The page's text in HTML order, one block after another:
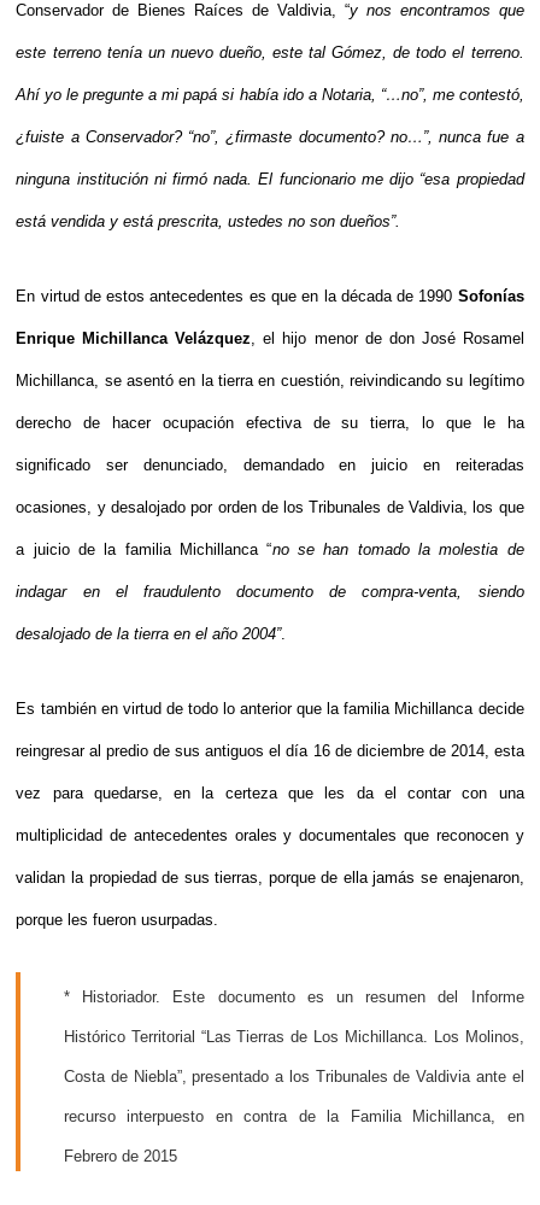
Conservador de Bienes Raíces de Valdivia, “y nos encontramos que
este terreno tenía un nuevo dueño, este tal Gómez, de todo el terreno.
Ahí yo le pregunte a mi papá si había ido a Notaria, “…no”, me contestó,
¿fuiste a Conservador? “no”, ¿firmaste documento? no…”, nunca fue a
ninguna institución ni firmó nada. El funcionario me dijo “esa propiedad
está vendida y está prescrita, ustedes no son dueños”.
En virtud de estos antecedentes es que en la década de 1990 Sofonías
Enrique Michillanca Velázquez, el hijo menor de don José Rosamel
Michillanca, se asentó en la tierra en cuestión, reivindicando su legítimo
derecho de hacer ocupación efectiva de su tierra, lo que le ha
significado ser denunciado, demandado en juicio en reiteradas
ocasiones, y desalojado por orden de los Tribunales de Valdivia, los que
a juicio de la familia Michillanca “no se han tomado la molestia de
indagar en el fraudulento documento de compra-venta, siendo
desalojado de la tierra en el año 2004”.
Es también en virtud de todo lo anterior que la familia Michillanca decide
reingresar al predio de sus antiguos el día 16 de diciembre de 2014, esta
vez para quedarse, en la certeza que les da el contar con una
multiplicidad de antecedentes orales y documentales que reconocen y
validan la propiedad de sus tierras, porque de ella jamás se enajenaron,
porque les fueron usurpadas.
* Historiador. Este documento es un resumen del Informe
Histórico Territorial “Las Tierras de Los Michillanca. Los Molinos,
Costa de Niebla”, presentado a los Tribunales de Valdivia ante el
recurso interpuesto en contra de la Familia Michillanca, en
Febrero de 2015